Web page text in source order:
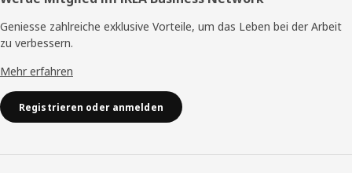
Geniesse zahlreiche exklusive Vorteile, um das Leben bei der Arbeit
zu verbessern.
Mehr erfahren
Registrieren oder anmelden